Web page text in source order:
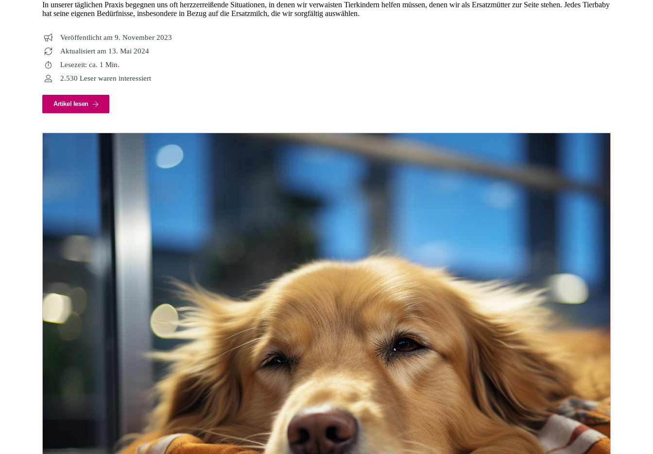
In unserer täglichen Praxis begegnen uns oft herzzerreißende Situationen, in denen wir verwaisten Tierkindern helfen müssen, denen wir als Ersatzmütter zur Seite stehen. Jedes Tierbaby
hat seine eigenen Bedürfnisse, insbesondere in Bezug auf die Ersatzmilch, die wir sorgfältig auswählen.
Veröffentlicht am 9. November 2023
Aktualisiert am 13. Mai 2024
Lesezeit: ca. 1 Min.
2.530 Leser waren interessiert
Artikel lesen